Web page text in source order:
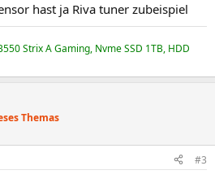
hast ja Riva tuner zubeispiel
Strix A Gaming, Nvme SSD 1TB, HDD
Themas
#3